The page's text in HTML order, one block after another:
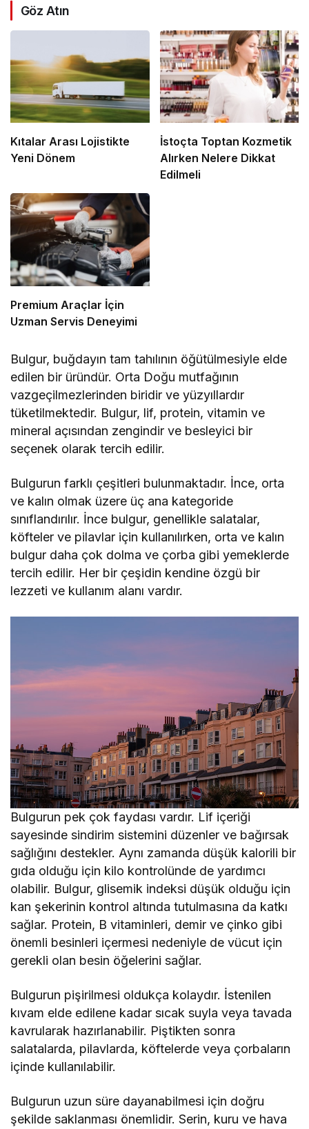
Göz Atın
Kıtalar Arası Lojistikte
Yeni Dönem
İstoçta Toptan Kozmetik
Alırken Nelere Dikkat
Edilmeli
Premium Araçlar İçin
Uzman Servis Deneyimi
Bulgur, buğdayın tam tahılının öğütülmesiyle elde
edilen bir üründür. Orta Doğu mutfağının
vazgeçilmezlerinden biridir ve yüzyıllardır
tüketilmektedir. Bulgur, lif, protein, vitamin ve
mineral açısından zengindir ve besleyici bir
seçenek olarak tercih edilir.
Bulgurun farklı çeşitleri bulunmaktadır. İnce, orta
ve kalın olmak üzere üç ana kategoride
sınıflandırılır. İnce bulgur, genellikle salatalar,
köfteler ve pilavlar için kullanılırken, orta ve kalın
bulgur daha çok dolma ve çorba gibi yemeklerde
tercih edilir. Her bir çeşidin kendine özgü bir
lezzeti ve kullanım alanı vardır.
Bulgurun pek çok faydası vardır. Lif içeriği
sayesinde sindirim sistemini düzenler ve bağırsak
sağlığını destekler. Aynı zamanda düşük kalorili bir
gıda olduğu için kilo kontrolünde de yardımcı
olabilir. Bulgur, glisemik indeksi düşük olduğu için
kan şekerinin kontrol altında tutulmasına da katkı
sağlar. Protein, B vitaminleri, demir ve çinko gibi
önemli besinleri içermesi nedeniyle de vücut için
gerekli olan besin öğelerini sağlar.
Bulgurun pişirilmesi oldukça kolaydır. İstenilen
kıvam elde edilene kadar sıcak suyla veya tavada
kavrularak hazırlanabilir. Piştikten sonra
salatalarda, pilavlarda, köftelerde veya çorbaların
içinde kullanılabilir.
Bulgurun uzun süre dayanabilmesi için doğru
şekilde saklanması önemlidir. Serin, kuru ve hava